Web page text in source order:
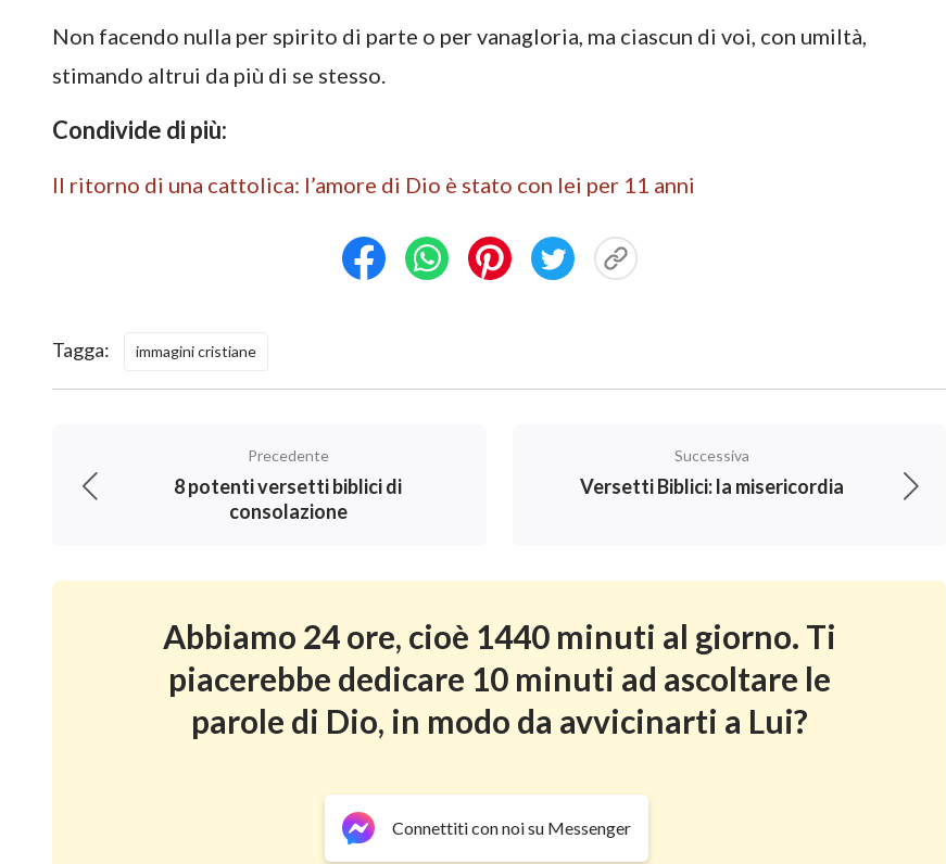
Non facendo nulla per spirito di parte o per vanagloria, ma ciascun di voi, con umiltà,
stimando altrui da più di se stesso.
Condivide di più:
Il ritorno di una cattolica: l’amore di Dio è stato con lei per 11 anni
Tagga: immagini cristiane
Precedente
8 potenti versetti biblici di
consolazione
Successiva
Versetti Biblici: la misericordia
Abbiamo 24 ore, cioè 1440 minuti al giorno. Ti
piacerebbe dedicare 10 minuti ad ascoltare le
parole di Dio, in modo da avvicinarti a Lui?
Connettiti con noi su Messenger